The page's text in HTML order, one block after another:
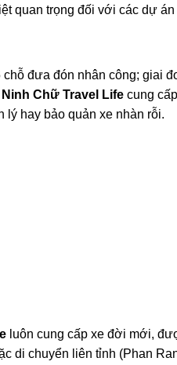
quan trọng đối với các dự
đưa đón nhân công; giai
Ninh Chữ Travel Life cung
lý hay bảo quản xe nhàn rỗi.
luôn cung cấp xe đời mới,
di chuyển liên tỉnh (Phan